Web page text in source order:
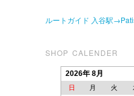
ルートガイド 入谷駅
SHOP CALENDER
2026年 8月
日 月 火